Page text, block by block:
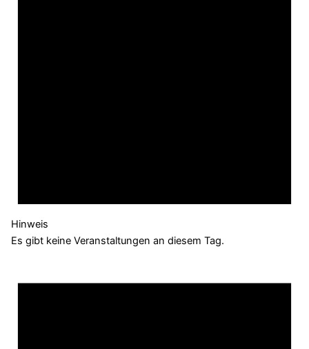
Hinweis
Es gibt keine Veranstaltungen an diesem Tag.